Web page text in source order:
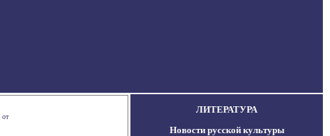
ЛИТЕРАТУРА
Новости русской культуры